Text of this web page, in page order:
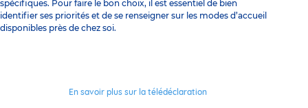
spécifiques. Pour faire le bon choix, il est essentiel de bien
identifier ses priorités et de se renseigner sur les modes d’accueil
disponibles près de chez soi.
En savoir plus sur la télédéclaration